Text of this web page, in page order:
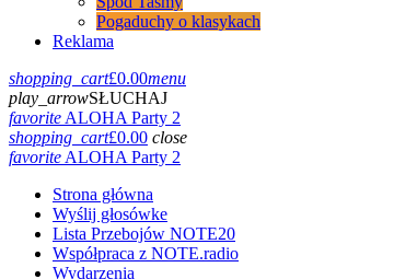
Pogaduchy o klasykach
Reklama
shopping_cart£0.00menu
play_arrowSŁUCHAJ
favoriteALOHA Party 2
shopping_cart£0.00 close
favoriteALOHA Party 2
Strona główna
Wyślij głosówke
Lista Przebojów NOTE20
Współpraca z NOTE.radio
Wydarzenia